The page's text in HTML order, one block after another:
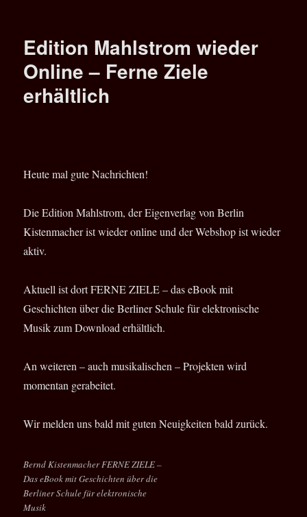
Das
Edition Mahlstrom wieder
Online – Ferne Ziele
erhältlich
Heute mal gute Nachrichten!
Die Edition Mahlstrom, der Eigenverlag von Berlin
Kistenmacher ist wieder online und der Webshop ist wieder
aktiv.
Aktuell ist dort FERNE ZIELE – das eBook mit
Geschichten über die Berliner Schule für elektronische
Musik zum Download erhältlich.
An weiteren – auch musikalischen – Projekten wird
momentan gerabeitet.
Wir melden uns bald mit guten Neuigkeiten bald zurück.
Bernd Kistenmacher FERNE ZIELE –
Das eBook mit Geschichten über die
Berliner Schule für elektronische
Musik